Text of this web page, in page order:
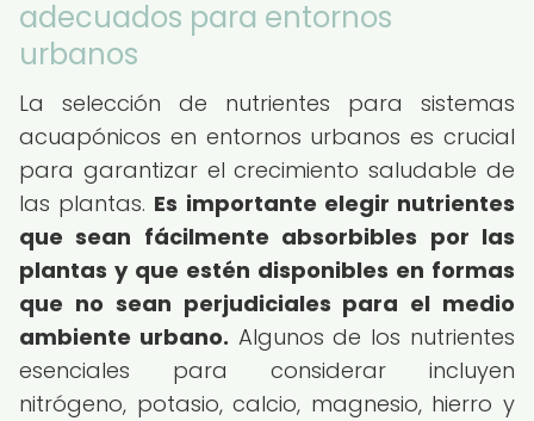
adecuados para entornos
urbanos
La selección de nutrientes para sistemas
acuapónicos en entornos urbanos es crucial
para garantizar el crecimiento saludable de
las plantas. Es importante elegir nutrientes
que sean fácilmente absorbibles por las
plantas y que estén disponibles en formas
que no sean perjudiciales para el medio
ambiente urbano. Algunos de los nutrientes
esenciales para considerar incluyen
nitrógeno, potasio, calcio, magnesio, hierro y